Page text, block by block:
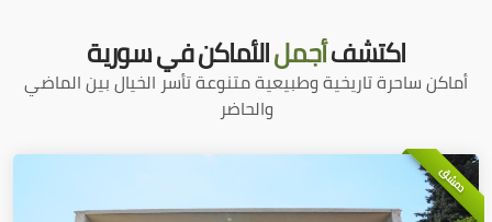
اكتشفأجملالأماكن في سورية
أماكن ساحرة تاريخية وطبيعية متنوعة تأسر الخيال بين الماضي
والحاضر
دمشق